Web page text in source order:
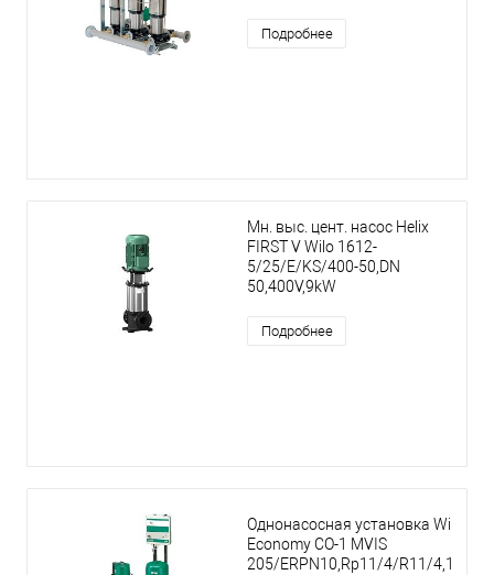
Подробнее
Мн. выс. цент. насос Helix
FIRST V Wilo 1612-
5/25/E/KS/400-50,DN
50,400V,9kW
Подробнее
Однонасосная установка Wilo
Economy CO-1 MVIS
205/ERPN10,Rp11/4/R11/4,1.1kW